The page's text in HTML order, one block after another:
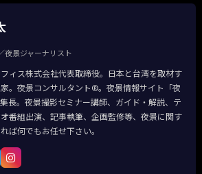
夜景ジャーナリスト
ィス株式会社代表取締役。日本と台湾を取材す
。夜景コンサルタント®。夜景情報サイト「夜
長。夜景撮影セミナー講師、ガイド・解説、テ
番組出演、記事執筆、企画監修等、夜景に関す
ば何でもお任せ下さい。